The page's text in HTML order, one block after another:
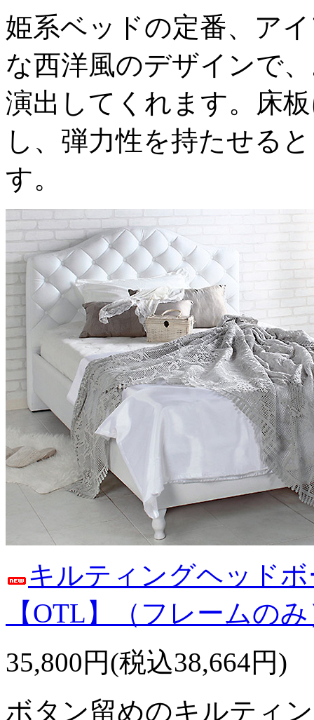
姫系ベッドの定番、ア
な西洋風のデザインで
演出してくれます。床
し、弾力性を持たせる
す。
キルティングヘッド
【OTL】（フレームの
35,800円(税込38,664円)
ボタン留めのキルティ